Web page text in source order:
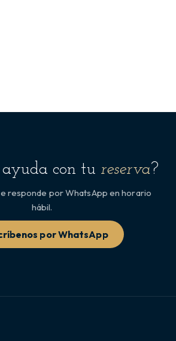
ayuda con tu reserva?
responde por WhatsApp en horario
hábil.
por WhatsApp